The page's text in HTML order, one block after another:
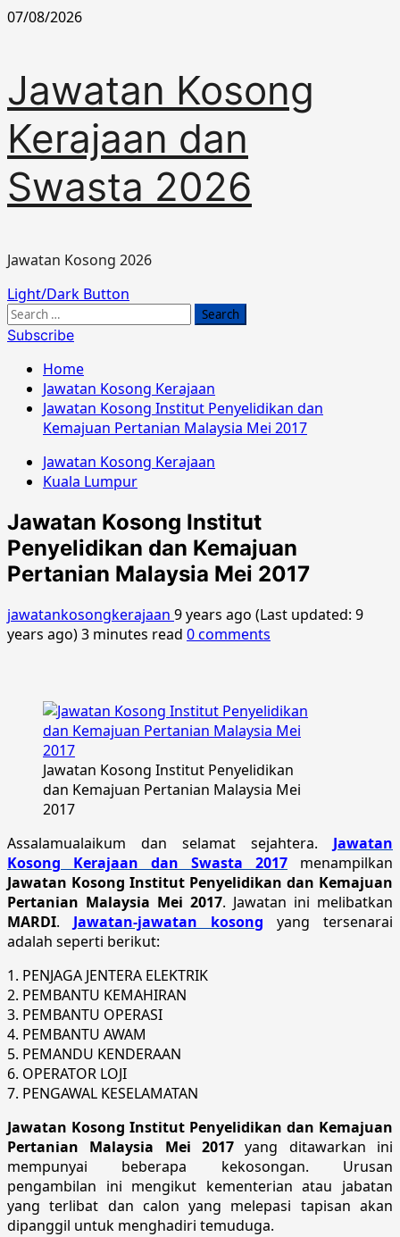
Skip
07/08/2026
Jawatan Kosong
Kerajaan dan
Swasta 2026
Jawatan Kosong 2026
Primary
Menu
Light/Dark Button
Search
for:
Subscribe
Home
Jawatan Kosong Kerajaan
Jawatan Kosong Institut Penyelidikan dan
Kemajuan Pertanian Malaysia Mei 2017
Jawatan Kosong Kerajaan
Kuala Lumpur
Jawatan Kosong Institut
Penyelidikan dan Kemajuan
Pertanian Malaysia Mei 2017
jawatankosongkerajaan 9 years ago (Last updated: 9
years ago)3 minutes read 0 comments
Jawatan Kosong Institut Penyelidikan
dan Kemajuan Pertanian Malaysia Mei
2017
Assalamualaikum dan selamat sejahtera. Jawatan
Kosong Kerajaan dan Swasta 2017 menampilkan
Jawatan Kosong Institut Penyelidikan dan Kemajuan
Pertanian Malaysia Mei 2017. Jawatan ini melibatkan
MARDI. Jawatan-jawatan kosong yang tersenarai
adalah seperti berikut:
1. PENJAGA JENTERA ELEKTRIK
2. PEMBANTU KEMAHIRAN
3. PEMBANTU OPERASI
4. PEMBANTU AWAM
5. PEMANDU KENDERAAN
6. OPERATOR LOJI
7. PENGAWAL KESELAMATAN
Jawatan Kosong Institut Penyelidikan dan Kemajuan
Pertanian Malaysia Mei 2017 yang ditawarkan ini
mempunyai beberapa kekosongan. Urusan
pengambilan ini mengikut kementerian atau jabatan
yang terlibat dan calon yang melepasi tapisan akan
dipanggil untuk menghadiri temuduga.